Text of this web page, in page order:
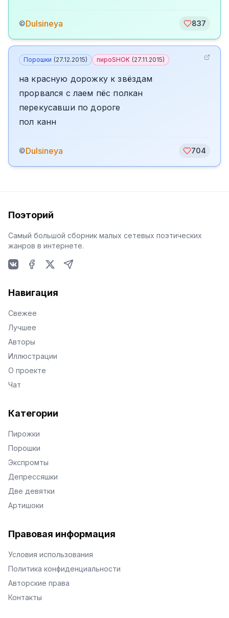
©Dulsineya 837
Порошки (27.12.2015) пироSHOK (27.11.2015)
на красную дорожку к звёздам
прорвался с лаем пёс полкан
перекусавши по дороге
пол канн
©Dulsineya 704
Поэторий
Самый большой сборник малых сетевых поэтических
жанров в интернете.
Навигация
Свежее
Лучшее
Авторы
Иллюстрации
О проекте
Чат
Категории
Пирожки
Порошки
Экспромты
Депрессяшки
Две девятки
Артишоки
Правовая информация
Условия использования
Политика конфиденциальности
Авторские права
Контакты